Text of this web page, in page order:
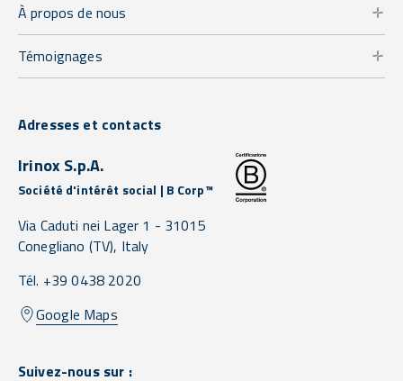
À propos de nous
Témoignages
Adresses et contacts
Irinox S.p.A.
Société d'intérêt social | B Corp™
Via Caduti nei Lager 1 - 31015
Conegliano (TV), Italy
Tél. +39 0438 2020
Google Maps
Suivez-nous sur :